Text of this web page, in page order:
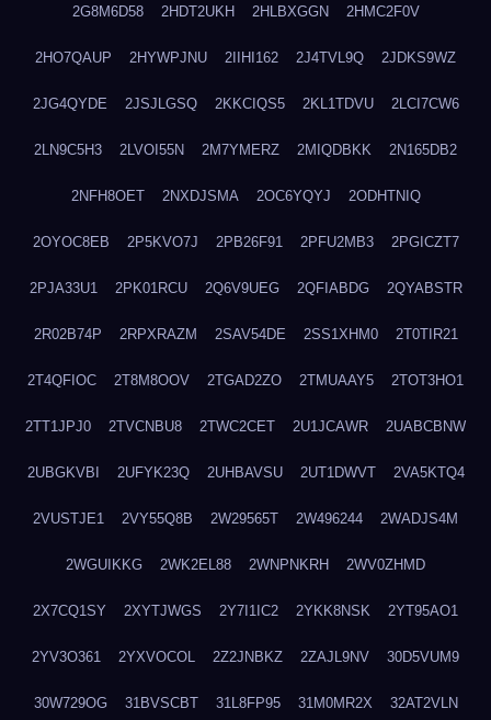
2G8M6D58 2HDT2UKH 2HLBXGGN 2HMC2F0V
2HO7QAUP 2HYWPJNU 2IIHI162 2J4TVL9Q 2JDKS9WZ
2JG4QYDE 2JSJLGSQ 2KKCIQS5 2KL1TDVU 2LCI7CW6
2LN9C5H3 2LVOI55N 2M7YMERZ 2MIQDBKK 2N165DB2
2NFH8OET 2NXDJSMA 2OC6YQYJ 2ODHTNIQ
2OYOC8EB 2P5KVO7J 2PB26F91 2PFU2MB3 2PGICZT7
2PJA33U1 2PK01RCU 2Q6V9UEG 2QFIABDG 2QYABSTR
2R02B74P 2RPXRAZM 2SAV54DE 2SS1XHM0 2T0TIR21
2T4QFIOC 2T8M8OOV 2TGAD2ZO 2TMUAAY5 2TOT3HO1
2TT1JPJ0 2TVCNBU8 2TWC2CET 2U1JCAWR 2UABCBNW
2UBGKVBI 2UFYK23Q 2UHBAVSU 2UT1DWVT 2VA5KTQ4
2VUSTJE1 2VY55Q8B 2W29565T 2W496244 2WADJS4M
2WGUIKKG 2WK2EL88 2WNPNKRH 2WV0ZHMD
2X7CQ1SY 2XYTJWGS 2Y7I1IC2 2YKK8NSK 2YT95AO1
2YV3O361 2YXVOCOL 2Z2JNBKZ 2ZAJL9NV 30D5VUM9
30W729OG 31BVSCBT 31L8FP95 31M0MR2X 32AT2VLN